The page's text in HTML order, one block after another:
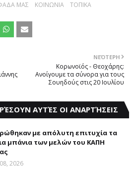
ΜΑΣ ΚΟΙΝΩΝΙΑ ΤΟΠΙΚΑ
ΝΕΌΤΕΡΗ
Κορωνοϊός - Θεοχάρης:
Ανοίγουμε τα σύνορα για τους
Σουηδούς στις 20 Ιουλίου
ΑΥΤΈΣ ΟΙ ΑΝΑΡΤΉΣΕΙΣ
με απόλυτη επιτυχία τα
μπάνια των μελών του KAΠH
2026